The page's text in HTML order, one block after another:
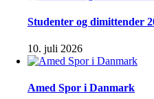
Studenter og dimittender
10. juli 2026
Amed Spor i Danmark